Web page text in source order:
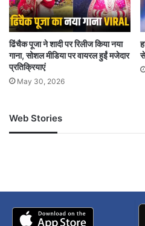
संभाला था. गत वर्ष 30 नवंबर
लेकिन गृह मंत्रालय ने उनका
2024) के लिए बढ़ा दिया था.
मंत्रालय के इस निर्णय का
मंत्रालय ने 29 नवंबर को नरेश
2024 तक बढ़ाए जाने का
मुख्यमंत्री अरविंद केजरीवाल
ढिंचैक पूजा ने शादी पर रिलीज किया नया
गाना, सोशल मीडिया पर वायरल हुईं मजेदार
प्रतिक्रियाएं
May 30, 2026
Web Stories
जम्मू-कश्मीर में बारिश से
अपडेट